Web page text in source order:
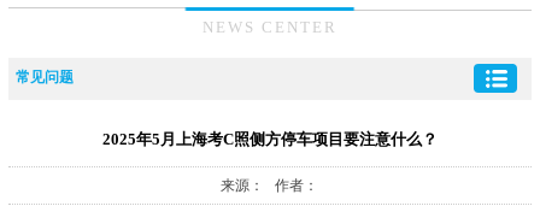
NEWS CENTER
常见问题
2025年5月上海考C照侧方停车项目要注意什么？
来源： 作者：